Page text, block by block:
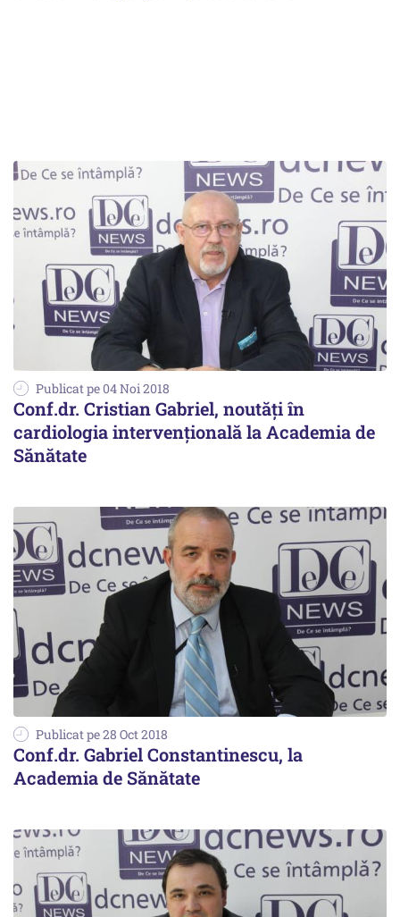
Publicat pe 04 Noi 2018
Conf.dr. Cristian Gabriel, noutăți în
cardiologia intervențională la Academia de
Sănătate
Publicat pe 28 Oct 2018
Conf.dr. Gabriel Constantinescu, la
Academia de Sănătate